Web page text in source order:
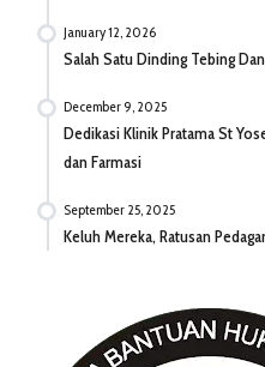
January 12, 2026
Salah Satu Dinding Tebing
December 9, 2025
Dedikasi Klinik Pratama St
dan Farmasi
September 25, 2025
Keluh Mereka, Ratusan